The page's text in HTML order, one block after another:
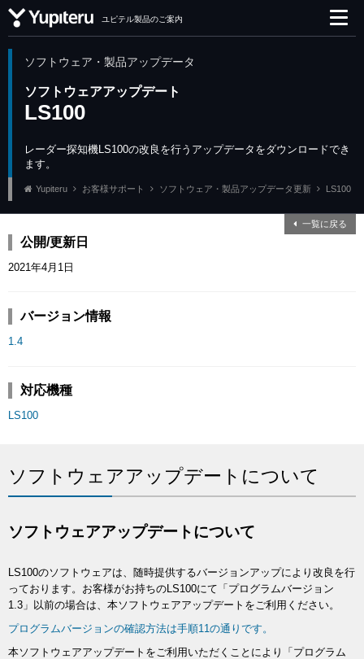
ユピテル製品のご案内
ソフトウェア・製品アップデータ
ソフトウェアアップデート
LS100
レーダー探知機LS100の改良を行うアップデータをダウンロードでき
ます。
Yupiteru お客様サポート ソフトウェア・製品アップデータ更新 LS100
一覧に戻る
公開/更新日
2021年4月1日
バージョン情報
1.4
対応機種
LS100
ソフトウェアアップデートについて
ソフトウェアアップデートについて
LS100のソフトウェアは、随時提供するバージョンアップにより改良を行
っております。お客様がお持ちのLS100にて「プログラムバージョン
1.3」以前の場合は、本ソフトウェアアップデートをご利用ください。
プログラムバージョンの確認方法は手順11の通りです。
本ソフトウェアアップデートをご利用いただくことにより「プログラム